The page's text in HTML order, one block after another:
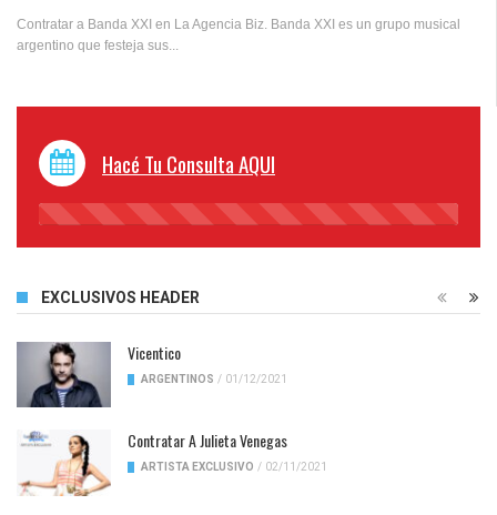
Contratar a Banda XXI en La Agencia Biz. Banda XXI es un grupo musical
argentino que festeja sus...
Hacé Tu Consulta AQUI
45%
EXCLUSIVOS HEADER
Vicentico
ARGENTINOS / 01/12/2021
Contratar A Julieta Venegas
ARTISTA EXCLUSIVO / 02/11/2021